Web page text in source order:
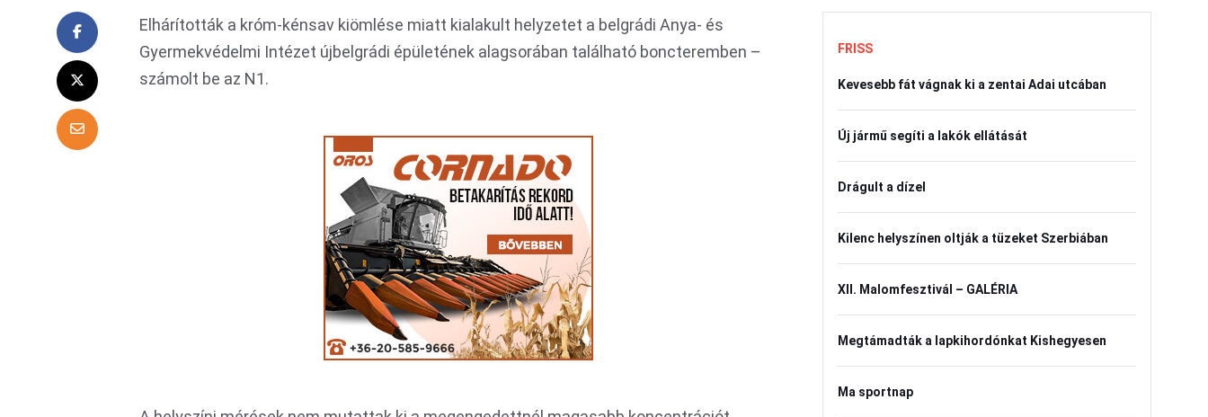
Elhárították a króm-kénsav kiömlése miatt kialakult helyzetet a belgrádi Anya- és
Gyermekvédelmi Intézet újbelgrádi épületének alagsorában található boncteremben –
számolt be az N1.
FRISS
Kevesebb fát vágnak ki a zentai Adai utcában
Új jármű segíti a lakók ellátását
Drágult a dízel
Kilenc helyszínen oltják a tüzeket Szerbiában
XII. Malomfesztivál – GALÉRIA
Megtámadták a lapkihordónkat Kishegyesen
Ma sportnap